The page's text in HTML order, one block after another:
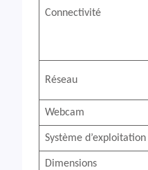
Connectivité
Réseau
Webcam
Système d’exploitation
Dimensions